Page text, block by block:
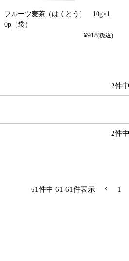
フルーツ麦茶（はくとう） 10g×1
0p（袋）
¥918(税込)
2件中
2件中
61件中 61-61件表示 1